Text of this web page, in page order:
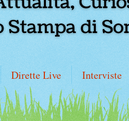
Dirette Live Interviste